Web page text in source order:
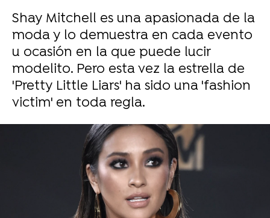
Shay Mitchell es una apasionada de la
moda y lo demuestra en cada evento
u ocasión en la que puede lucir
modelito. Pero esta vez la estrella de
'Pretty Little Liars' ha sido una 'fashion
victim' en toda regla.
Objetivo TV